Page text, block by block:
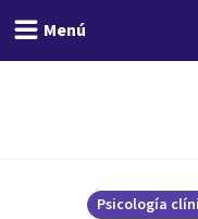
Menú
Psicología